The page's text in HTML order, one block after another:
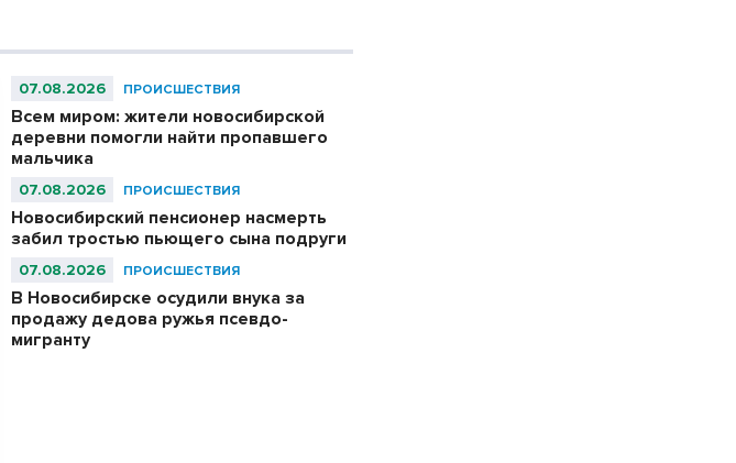
07.08.2026 ПРОИСШЕСТВИЯ
Всем миром: жители новосибирской
деревни помогли найти пропавшего
мальчика
07.08.2026 ПРОИСШЕСТВИЯ
Новосибирский пенсионер насмерть
забил тростью пьющего сына подруги
07.08.2026 ПРОИСШЕСТВИЯ
В Новосибирске осудили внука за
продажу дедова ружья псевдо-
мигранту